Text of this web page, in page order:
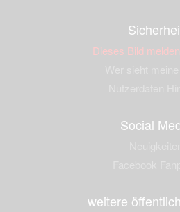
Dieses Bild
Social
weitere